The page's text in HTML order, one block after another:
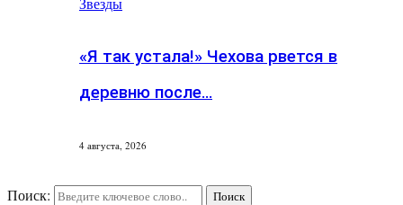
«Я так устала!» Чехова рвется в
деревню после…
4 августа, 2026
Поиск: Поиск